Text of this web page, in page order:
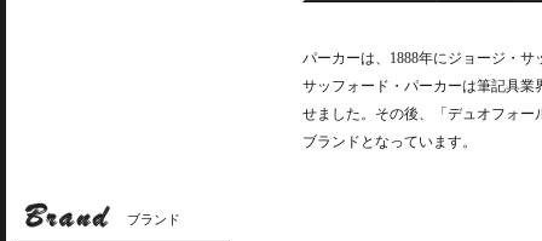
パーカーは、1888年にジョージ・
サッフォード・パーカーは筆記具
せました。その後、「デュオフォ
ブランドとなっています。
ブランド